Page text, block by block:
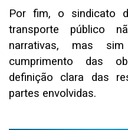
Por fim, o sindicato
transporte público
narrativas, mas
cumprimento das
definição clara das
partes envolvidas.